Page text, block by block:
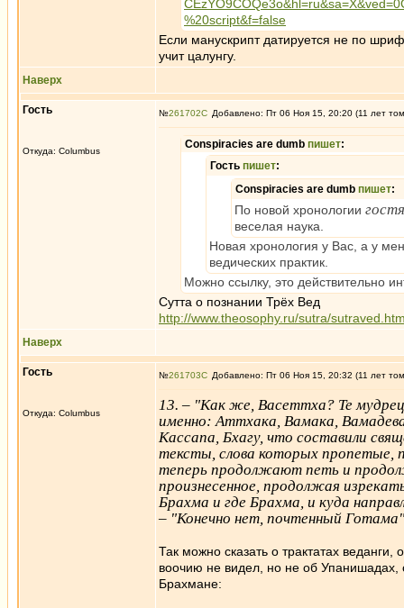
%20script&f=false
Если манускрипт датируется не по
учит цалунгу.
Наверх
Гость
Откуда: Columbus
№261702 Добавлено: Пт 06 Ноя 15, 20:20 (11 лет
Conspiracies are dumb пишет:
Гость пишет:
Conspiracies are dumb пишет:
По новой хронологии гостя
веселая наука.
Новая хронология у Вас, а у
ведических практик.
Можно ссылку, это действительно
Сутта о познании Трёх Вед
http://www.theosophy.ru/sutra/
Наверх
Гость
Откуда: Columbus
№261703 Добавлено: Пт 06 Ноя 15, 20:32 (11 лет
13. – "Как же, Васеттха? Те
именно: Аттхака, Вамака,
Кассапа, Бхагу, что составили
тексты, слова которых пропетые,
теперь продолжают петь и
произнесенное, продолжая
Брахма и где Брахма, и куда
– "Конечно нет, почтенный
Так можно сказать о трактатах веданги,
воочию не видел, но не об Упанишадах,
Брахмане: